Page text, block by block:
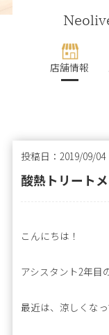
店舗情報
投稿日：2019/09/04
酸熱トリート
こんにちは！
アシスタント2年目
最近は、涼しくな